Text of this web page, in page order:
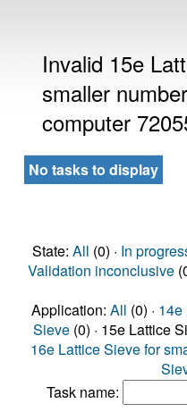
Invalid 15e
smaller
computer
No tasks to display
State: All (0) · In
Validation inconclusive
Application: All (0) · 14e
Sieve (0) · 15e Lattice
16e Lattice Sieve for
Task name: